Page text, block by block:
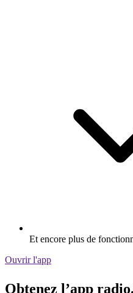
Et encore plus de
Ouvrir l'app
Obtenez l’app